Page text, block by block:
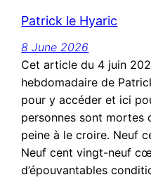
Patrick le Hyaric
8 June 2026
Cet article du 4 juin
hebdomadaire de
pour y accéder et ici
personnes sont mortes
peine à le croire. Neuf
Neuf cent vingt-neuf
d’épouvantables